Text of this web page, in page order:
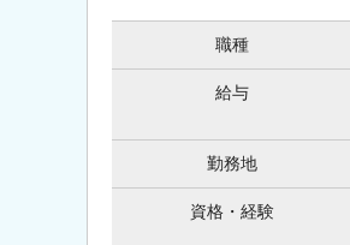
職種
給与
勤務地
資格・経験